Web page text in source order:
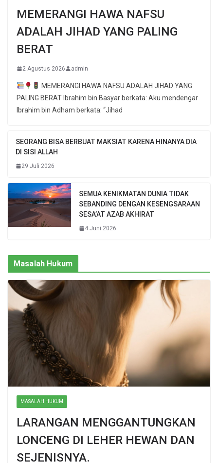
MEMERANGI HAWA NAFSU
ADALAH JIHAD YANG PALING
BERAT
2 Agustus 2026 admin
MEMERANGI HAWA NAFSU ADALAH JIHAD YANG
PALING BERAT Ibrahim bin Basyar berkata: Aku mendengar
Ibrahim bin Adham berkata: “Jihad
SEORANG BISA BERBUAT MAKSIAT KARENA HINANYA DIA
DI SISI ALLAH
29 Juli 2026
SEMUA KENIKMATAN DUNIA TIDAK
SEBANDING DENGAN KESENGSARAAN
SESA’AT AZAB AKHIRAT
4 Juni 2026
Masalah Hukum
MASALAH HUKUM
LARANGAN MENGGANTUNGKAN
LONCENG DI LEHER HEWAN DAN
SEJENISNYA.